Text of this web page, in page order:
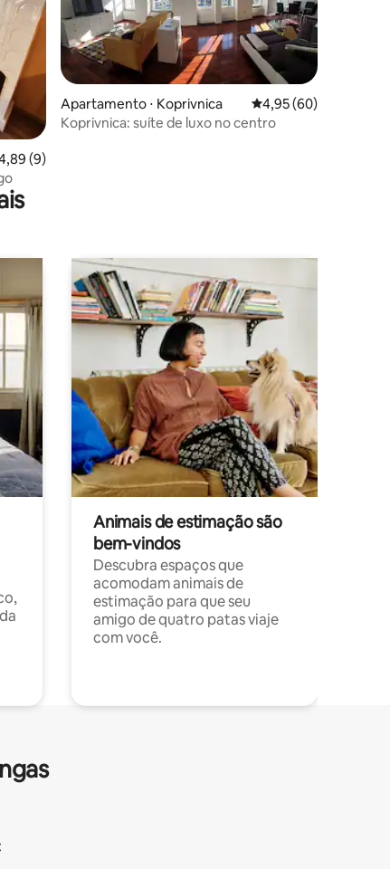
de uma avaliação média de 5, 9 avaliações
(9)
Apartamento ⋅ Koprivnica 4,95 de uma
4,95 (60)
Koprivnica: suíte de luxo no centro
Animais de estimação são
bem-vindos
Descubra espaços que
acomodam animais de
estimação para que seu
amigo de quatro patas viaje
com você.